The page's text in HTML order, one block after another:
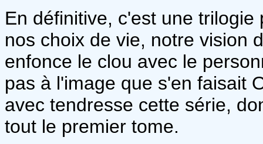
En définitive, c'est une
nos choix de vie, notre vision
enfonce le clou avec le
pas à l'image que s'en faisait
avec tendresse cette série,
tout le premier tome.